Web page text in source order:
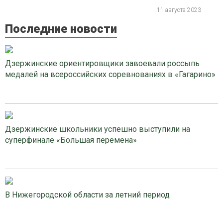
11 августа 2023
Последние новости
Дзержинские ориентировщики завоевали россыпь
медалей на всероссийских соревнованиях в «Гагарино»
Дзержинские школьники успешно выступили на
суперфинале «Большая перемена»
В Нижегородской области за летний период